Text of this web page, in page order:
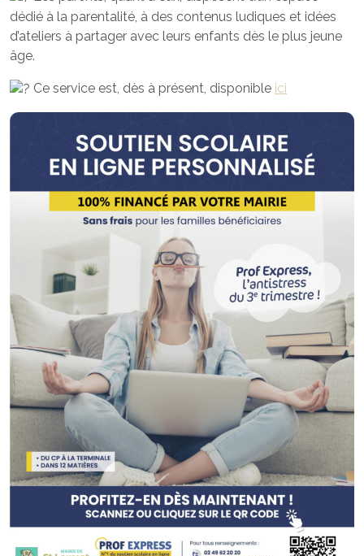
dédié à la parentalité, à des contenus ludiques et idées
d’ateliers à partager avec leurs enfants dès le plus jeune
âge.
Ce service est, dès à présent, disponible ici